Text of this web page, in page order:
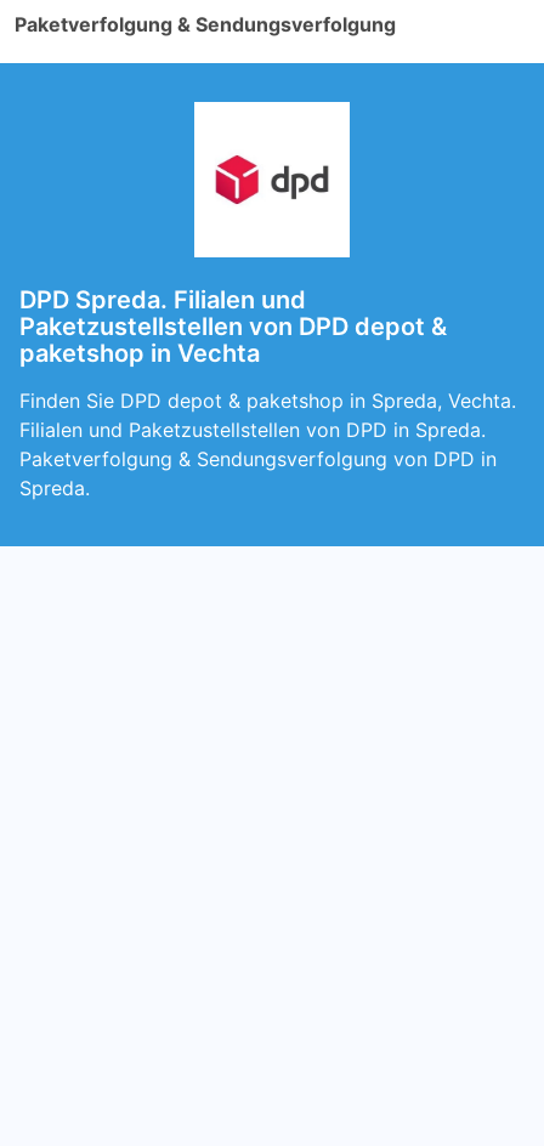
Paketverfolgung & Sendungsverfolgung
DPD Spreda. Filialen und
Paketzustellstellen von DPD depot &
paketshop in Vechta
Finden Sie DPD depot & paketshop in Spreda, Vechta.
Filialen und Paketzustellstellen von DPD in Spreda.
Paketverfolgung & Sendungsverfolgung von DPD in
Spreda.